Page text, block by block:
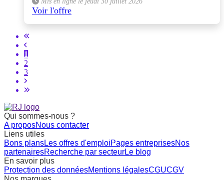
Voir l'offre
1
2
3
Qui sommes-nous ?
A proposNous contacter
Liens utiles
Bons plansLes offres d'emploiPages entreprisesNos
partenairesRecherche par secteurLe blog
En savoir plus
Protection des donnéesMentions légalesCGUCGV